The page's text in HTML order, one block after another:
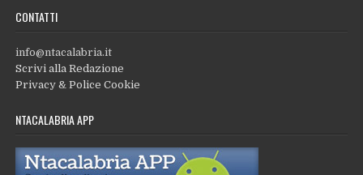
CONTATTI
info@ntacalabria.it
Scrivi alla Redazione
Privacy & Police Cookie
NTACALABRIA APP